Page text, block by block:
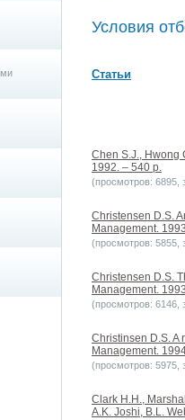
Условия
Статьи
Chen S.J., Hwong
1992. – 540 p.
(просмотров: 6895,
Christensen D.S.
Management.
(просмотров: 5855,
Christensen D.S.
Management.
(просмотров: 6146,
Christinsen D.S. A
Management.
(просмотров: 5975,
Clark H.H.,
A.K. Joshi, B.L.